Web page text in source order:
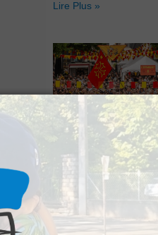
Lire Plus »
Hestiv’Òc : Les férias
Béarnaises font leur
grand retour à Pau
Lire Plus »